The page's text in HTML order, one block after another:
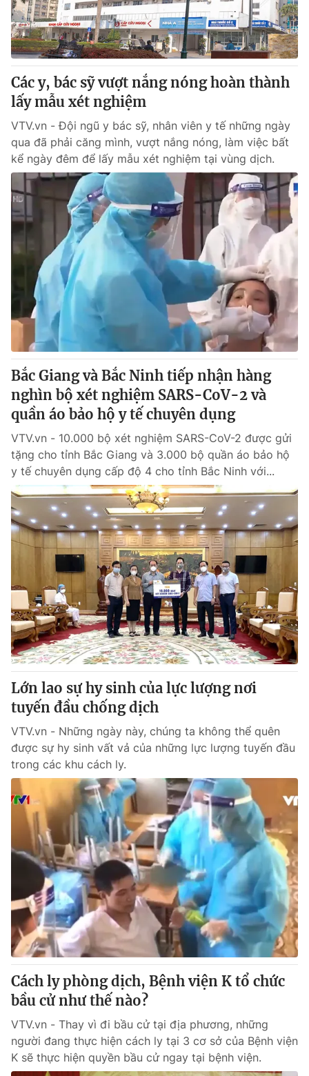
Các y, bác sỹ vượt nắng nóng hoàn thành
lấy mẫu xét nghiệm
VTV.vn - Đội ngũ y bác sỹ, nhân viên y tế những ngày
qua đã phải căng mình, vượt nắng nóng, làm việc bất
kể ngày đêm để lấy mẫu xét nghiệm tại vùng dịch.
Bắc Giang và Bắc Ninh tiếp nhận hàng
nghìn bộ xét nghiệm SARS-CoV-2 và
quần áo bảo hộ y tế chuyên dụng
VTV.vn - 10.000 bộ xét nghiệm SARS-CoV-2 được gửi
tặng cho tỉnh Bắc Giang và 3.000 bộ quần áo bảo hộ
y tế chuyên dụng cấp độ 4 cho tỉnh Bắc Ninh với...
Lớn lao sự hy sinh của lực lượng nơi
tuyến đầu chống dịch
VTV.vn - Những ngày này, chúng ta không thể quên
được sự hy sinh vất vả của những lực lượng tuyến đầu
trong các khu cách ly.
Cách ly phòng dịch, Bệnh viện K tổ chức
bầu cử như thế nào?
VTV.vn - Thay vì đi bầu cử tại địa phương, những
người đang thực hiện cách ly tại 3 cơ sở của Bệnh viện
K sẽ thực hiện quyền bầu cử ngay tại bệnh viện.